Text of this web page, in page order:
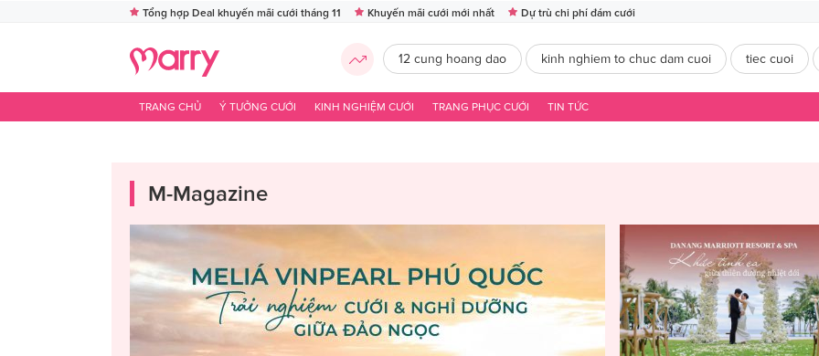
Tổng hợp Deal khuyến mãi cưới tháng 11 Khuyến mãi cưới mới nhất Dự trù chi phí đám cưới
12 cung hoang dao kinh nghiem to chuc dam cuoi tiec cuoi
TRANG CHỦ Ý TƯỞNG CƯỚI KINH NGHIỆM CƯỚI TRANG PHỤC CƯỚI TIN TỨC
M-Magazine